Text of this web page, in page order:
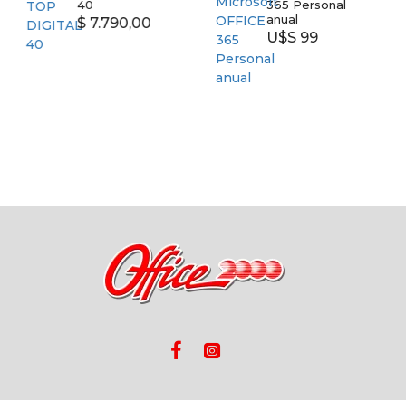
40
$ 7.790,00
365 Personal
anual
U$S 99